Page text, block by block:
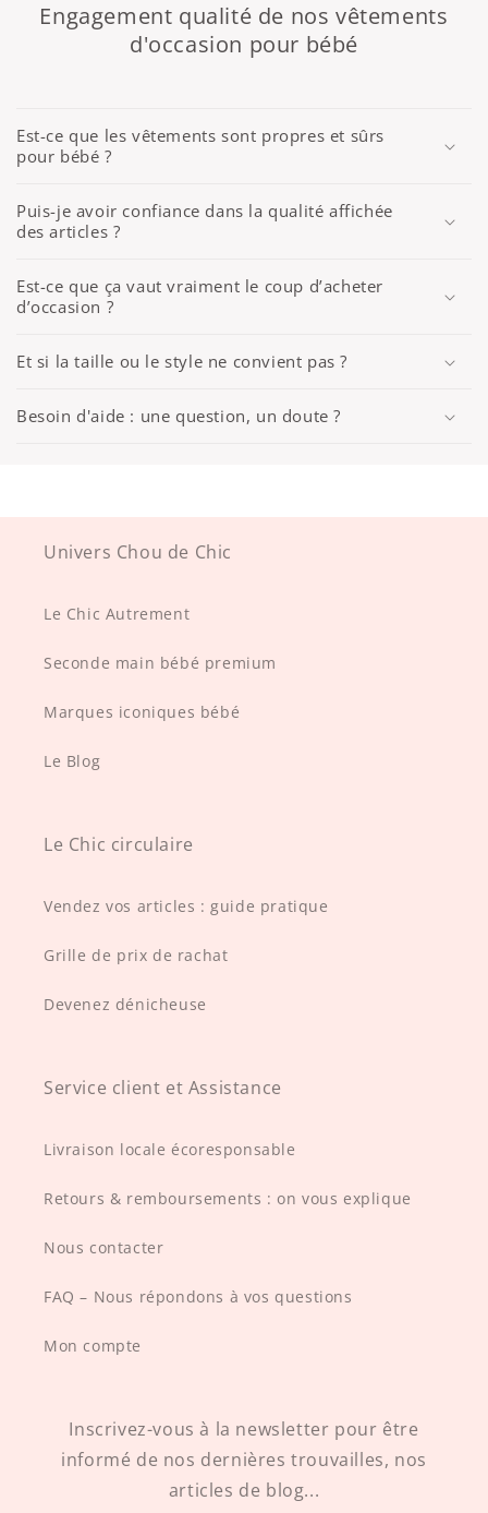
Engagement qualité de nos vêtements
d'occasion pour bébé
Est-ce que les vêtements sont propres et sûrs
pour bébé ?
Puis-je avoir confiance dans la qualité affichée
des articles ?
Est-ce que ça vaut vraiment le coup d’acheter
d’occasion ?
Et si la taille ou le style ne convient pas ?
Besoin d'aide : une question, un doute ?
Univers Chou de Chic
Le Chic Autrement
Seconde main bébé premium
Marques iconiques bébé
Le Blog
Le Chic circulaire
Vendez vos articles : guide pratique
Grille de prix de rachat
Devenez dénicheuse
Service client et Assistance
Livraison locale écoresponsable
Retours & remboursements : on vous explique
Nous contacter
FAQ – Nous répondons à vos questions
Mon compte
Inscrivez-vous à la newsletter pour être
informé de nos dernières trouvailles, nos
articles de blog...